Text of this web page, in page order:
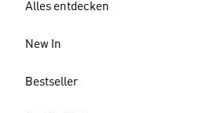
Alles entdecken
New In
Bestseller